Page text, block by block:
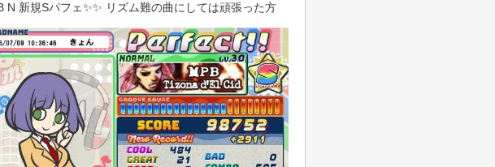
N 新規Sパフェ✨✨ リズム難の曲にしては頑張った方